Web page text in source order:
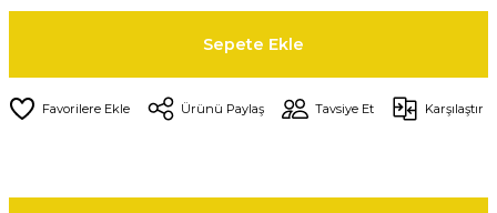
Sepete Ekle
Ürünü Paylaş Tavsiye Et Karşılaştır